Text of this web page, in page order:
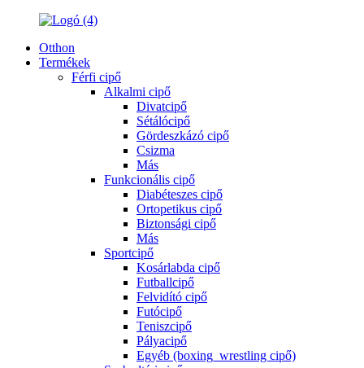
Otthon
Termékek
Férfi cipő
Alkalmi cipő
Divatcipő
Sétálócipő
Gördeszkázó cipő
Csizma
Más
Funkcionális cipő
Diabéteszes cipő
Ortopetikus cipő
Biztonsági cipő
Más
Sportcipő
Kosárlabda cipő
Futballcipő
Felvidító cipő
Futócipő
Teniszcipő
Pályacipő
Egyéb (boxing_wrestling cipő)